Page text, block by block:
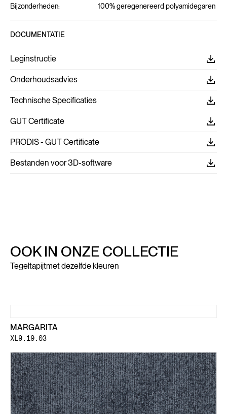
Bijzonderheden:
100% geregenereerd polyamidegaren
DOCUMENTATIE
Leginstructie
Onderhoudsadvies
Technische Specificaties
GUT Certificate
PRODIS - GUT Certificate
Bestanden voor 3D-software
OOK IN ONZE COLLECTIE
Tegeltapijtmet dezelfde kleuren
MARGARITA
XL9.19.03